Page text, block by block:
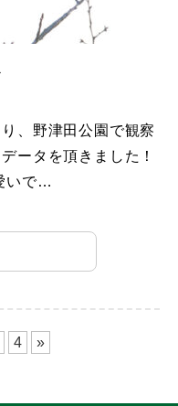
、野津田公園で観察
ータを頂きました！
いで…
4 »